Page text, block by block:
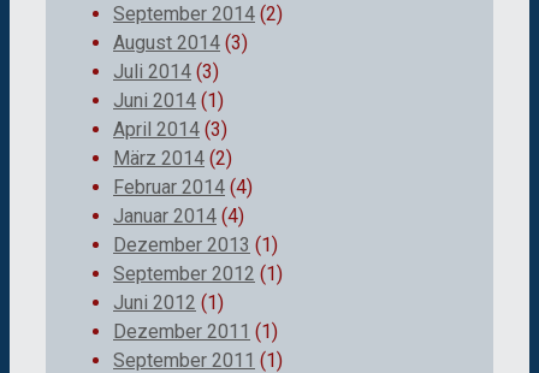
September 2014 (2)
August 2014 (3)
Juli 2014 (3)
Juni 2014 (1)
April 2014 (3)
März 2014 (2)
Februar 2014 (4)
Januar 2014 (4)
Dezember 2013 (1)
September 2012 (1)
Juni 2012 (1)
Dezember 2011 (1)
September 2011 (1)